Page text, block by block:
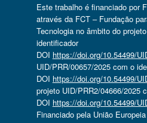
Este trabalho é financiado por
através da FCT – Fundação
Tecnologia no âmbito do
identificador
DOI https://doi.org/10.54499/
UID/PRR/00657/2025 com o
DOI https://doi.org/10.54499/
projeto UID/PRR2/04666/2025
DOI https://doi.org/10.54499/
Financiado pela União